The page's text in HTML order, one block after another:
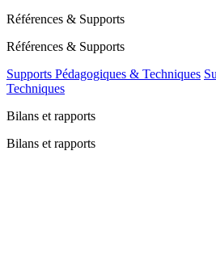
Références & Supports
Références & Supports
Supports Pédagogiques & Techniques
Techniques
Bilans et rapports
Bilans et rapports